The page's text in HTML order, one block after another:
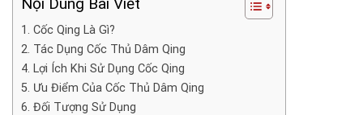
Nội Dung Bài Viết
1. Cốc Qing Là Gì?
2. Tác Dụng Cốc Thủ Dâm Qing
4. Lợi Ích Khi Sử Dụng Cốc Qing
5. Ưu Điểm Của Cốc Thủ Dâm Qing
6. Đối Tượng Sử Dụng